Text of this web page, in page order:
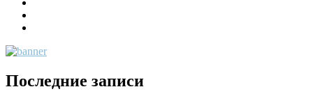
Последние записи